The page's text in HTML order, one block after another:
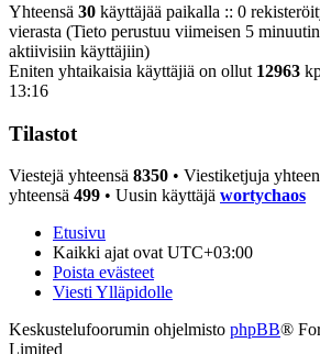
Yhteensä 30 käyttäjää paikalla :: 0
vierasta (Tieto perustuu viimeisen 5
aktiivisiin käyttäjiin)
Eniten yhtaikaisia käyttäjiä on ollut 12963
13:16
Tilastot
Viestejä yhteensä 8350 • Viestiketjuja
yhteensä 499 • Uusin käyttäjä wortychaos
Etusivu
Kaikki ajat ovat UTC+03:00
Poista evästeet
Viesti Ylläpidolle
Keskustelufoorumin ohjelmisto phpBB®
Limited